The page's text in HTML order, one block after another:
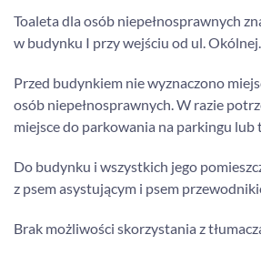
Toaleta dla osób niepełnosprawnych
w budynku I przy wejściu od ul. Okólnej.
Przed budynkiem nie wyznaczono
osób niepełnosprawnych. W razie
miejsce do parkowania na parkingu
Do budynku i wszystkich jego
z psem asystującym i psem
Brak możliwości skorzystania z